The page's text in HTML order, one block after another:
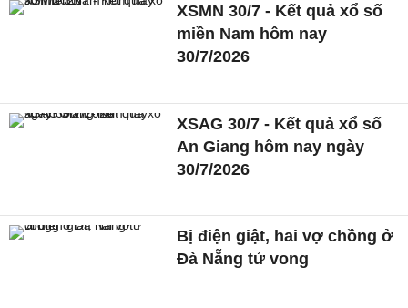
XSMN 30/7 - Kết quả xổ số
miền Nam hôm nay
30/7/2026
XSAG 30/7 - Kết quả xổ số
An Giang hôm nay ngày
30/7/2026
Bị điện giật, hai vợ chồng ở
Đà Nẵng tử vong